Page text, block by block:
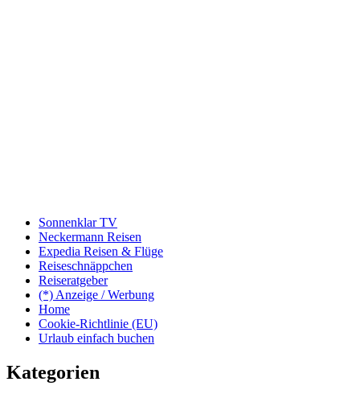
Sonnenklar TV
Neckermann Reisen
Expedia Reisen & Flüge
Reiseschnäppchen
Reiseratgeber
(*) Anzeige / Werbung
Home
Cookie-Richtlinie (EU)
Urlaub einfach buchen
Kategorien